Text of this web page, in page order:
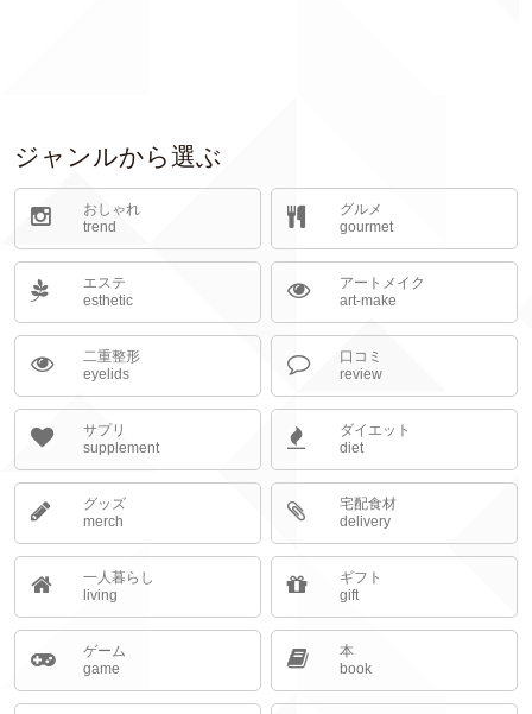
ジャンルから選ぶ
おしゃれ
trend
グルメ
gourmet
エステ
esthetic
アートメイク
art-make
二重整形
eyelids
口コミ
review
サプリ
supplement
ダイエット
diet
グッズ
merch
宅配食材
delivery
一人暮らし
living
ギフト
gift
ゲーム
game
本
book